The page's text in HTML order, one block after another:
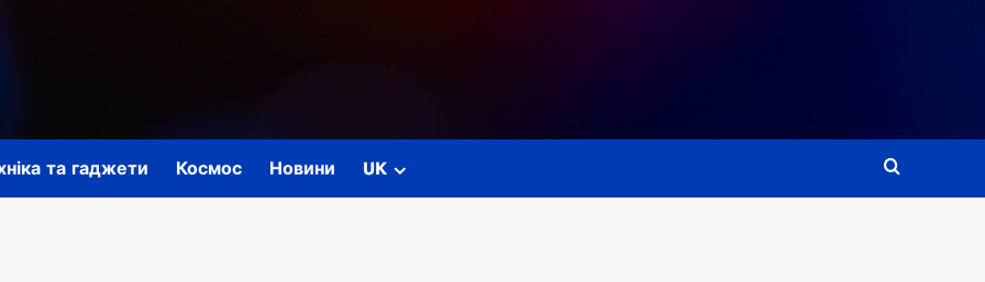
та гаджети Космос Новини UK